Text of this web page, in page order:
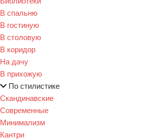
В спальню
В гостиную
В столовую
В коридор
На дачу
В прихожую
По стилистике
Скандинавские
Современные
Минимализм
Кантри